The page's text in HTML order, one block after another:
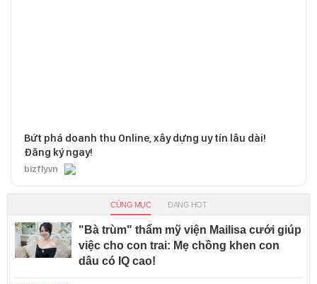
Bứt phá doanh thu Online, xây dựng uy tín lâu dài!
Đăng ký ngay!
bizfly.vn
CÙNG MỤC ĐANG HOT
"Bà trùm" thẩm mỹ viện Mailisa cưới giúp
việc cho con trai: Mẹ chồng khen con
dâu có IQ cao!